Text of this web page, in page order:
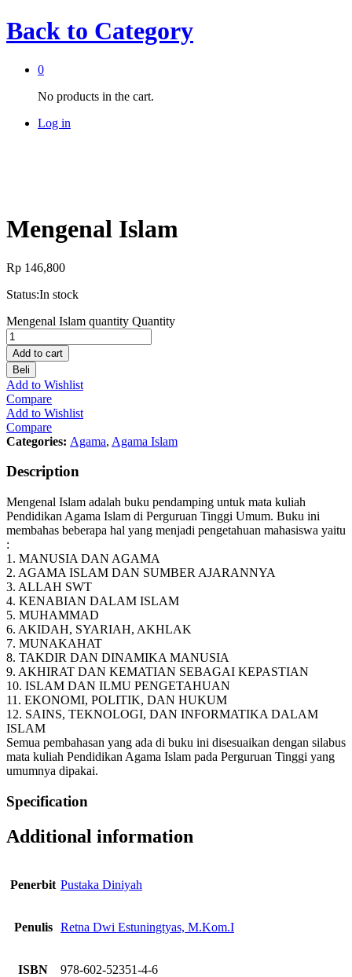
Back to Category
0
No products in the cart.
Log in
Mengenal Islam
Rp 146,800
Status:In stock
Mengenal Islam quantity Quantity
Add to cart
Beli
Add to Wishlist
Compare
Add to Wishlist
Compare
Categories: Agama, Agama Islam
Description
Mengenal Islam adalah buku pendamping untuk mata kuliah
Pendidikan Agama Islam di Perguruan Tinggi Umum. Buku ini
membahas beberapa hal yang menjadi pengetahuan mahasiswa yaitu
:
1. MANUSIA DAN AGAMA
2. AGAMA ISLAM DAN SUMBER AJARANNYA
3. ALLAH SWT
4. KENABIAN DALAM ISLAM
5. MUHAMMAD
6. AKIDAH, SYARIAH, AKHLAK
7. MUNAKAHAT
8. TAKDIR DAN DINAMIKA MANUSIA
9. AKHIRAT DAN KEMATIAN SEBAGAI KEPASTIAN
10. ISLAM DAN ILMU PENGETAHUAN
11. EKONOMI, POLITIK, DAN HUKUM
12. SAINS, TEKNOLOGI, DAN INFORMATIKA DALAM
ISLAM
Semua pembahasan yang ada di buku ini disesuaikan dengan silabus
mata kuliah Pendidikan Agama Islam pada Perguruan Tinggi yang
umumnya dipakai.
Specification
Additional information
Penerbit Pustaka Diniyah
Penulis Retna Dwi Estuningtyas, M.Kom.I
ISBN 978-602-52351-4-6